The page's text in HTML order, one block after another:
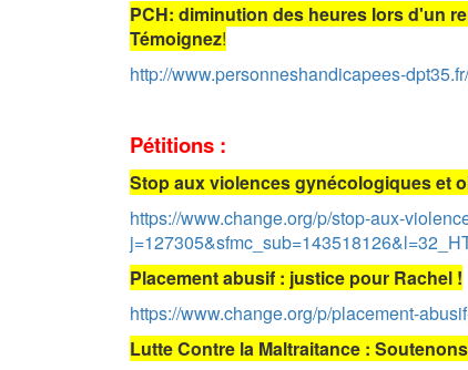
PCH: diminution des heures lors d'un
Témoignez!
http://www.personneshandicapees-
Pétitions :
Stop aux violences gynécologiques et
https://www.change.org/p/stop-aux-
Placement abusif : justice pour Rachel !
https://www.change.org/p/placement-
Lutte Contre la Maltraitance :